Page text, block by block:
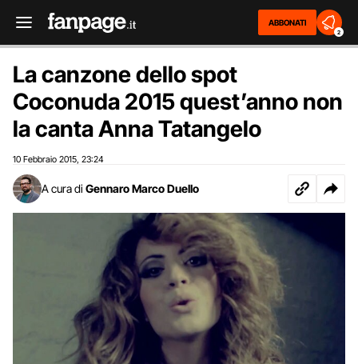
ABBONATI
2
La canzone dello spot
Coconuda 2015 quest’anno non
la canta Anna Tatangelo
10 Febbraio 2015 23:24
A cura di Gennaro Marco Duello